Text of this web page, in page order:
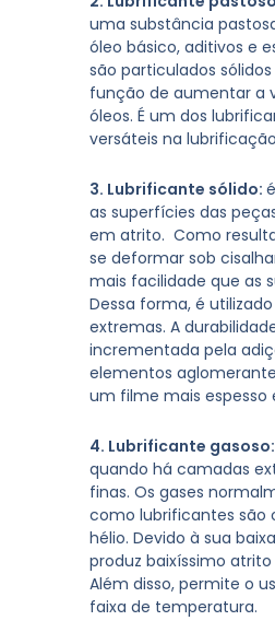
uma substância
óleo básico, aditivos e
são particulados
função de aumentar a
óleos. É um dos
versáteis na
3. Lubrificante sólido:
as superfícies das
em atrito. Como
se deformar sob
mais facilidade que as
Dessa forma, é
extremas. A
incrementada pela
elementos
um filme mais espesso
4. Lubrificante gasoso:
quando há camadas
finas. Os gases
como lubrificantes são
hélio. Devido à sua
produz baixíssimo
Além disso, permite o
faixa de temperatura.